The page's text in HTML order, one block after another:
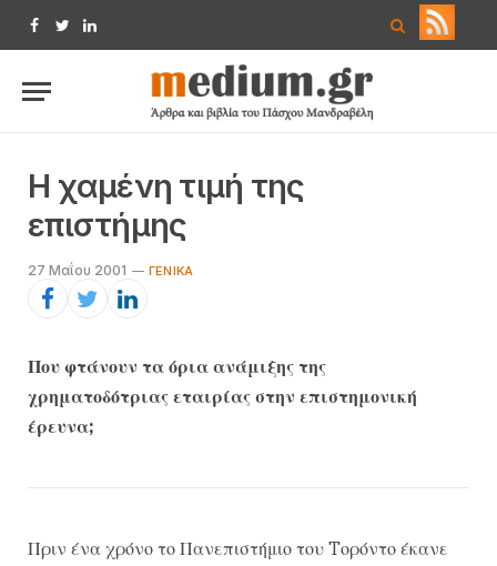
Facebook
TwitterLinkedIn
H χαμένη τιμή της
επιστήμης
27 Μαΐου 2001 ΓΕΝΙΚΆ
Που φτάνουν τα όρια ανάμιξης της
χρηματοδότριας εταιρίας στην επιστημονική
έρευνα;
Πριν ένα χρόνο το Πανεπιστήμιο του Tορόντο έκανε